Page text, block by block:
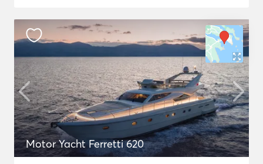
Motor Yacht Ferretti 620